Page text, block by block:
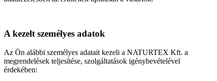
A kezelt személyes adatok
Az Ön alábbi személyes adatait kezeli a NATURTEX Kft. a
megrendelések teljesítése, szolgáltatások igénybevételével
érdekében: